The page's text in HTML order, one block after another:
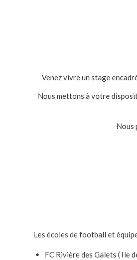
Venez vivre un stage
Nous mettons à votre
Nous
Les écoles de football et
FC Rivière des Galets ( Ile